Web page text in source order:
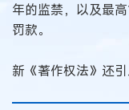
年的监禁，以及最
罚款。
新《著作权法》还